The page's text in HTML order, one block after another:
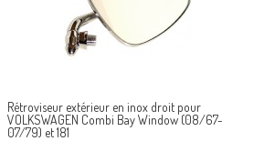
Rétroviseur extérieur en inox droit pour
VOLKSWAGEN Combi Bay Window (08/67-
07/79) et 181